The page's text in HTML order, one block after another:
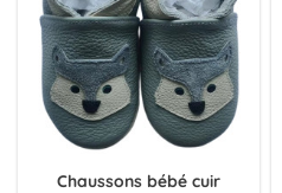
Chaussons bébé cuir